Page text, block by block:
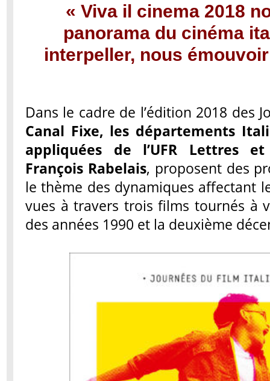
« Viva il cinema 2018
panorama du cinéma
interpeller, nous
Dans le cadre de l’édition 2018 des
Canal Fixe, les départements
appliquées de l’UFR Lettres
François Rabelais, proposent des
le thème des dynamiques affectant
vues à travers trois films tournés à
des années 1990 et la deuxième